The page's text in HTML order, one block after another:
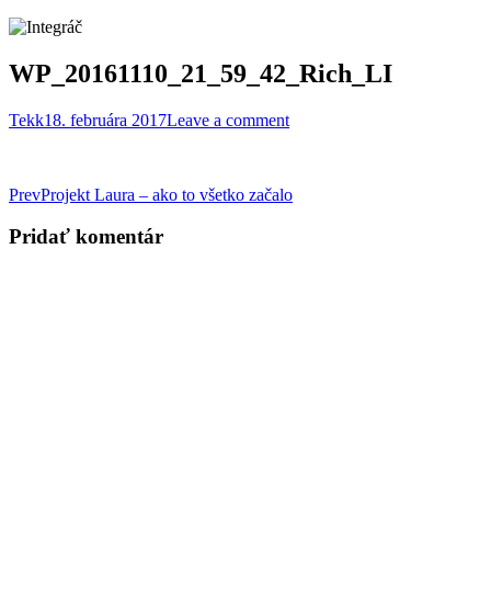
WP_20161110_21_59_42_Rich_LI
Tekk18. februára 2017Leave a comment
Post
navigation
PrevProjekt Laura – ako to všetko začalo
Pridať komentár